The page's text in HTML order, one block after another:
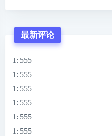
最新评论
1 : 555
1 : 555
1 : 555
1 : 555
1 : 555
1 : 555